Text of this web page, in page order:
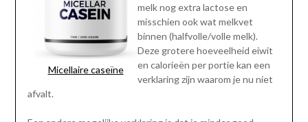
Micellaire caseïne
melk nog extra lactose en
misschien ook wat melkvet
binnen (halfvolle/volle melk).
Deze grotere hoeveelheid eiwit
en calorieën per portie kan een
verklaring zijn waarom je nu niet
afvalt.